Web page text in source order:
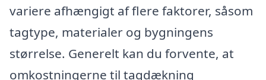
variere afhængigt af flere faktorer, såsom
tagtype, materialer og bygningens
størrelse. Generelt kan du forvente, at
omkostningerne til tagdækning